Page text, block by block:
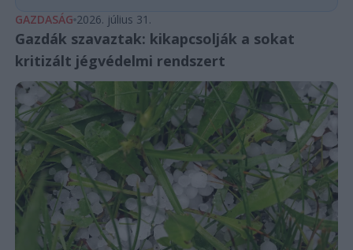
GAZDASÁG 2026. július 31.
Gazdák szavaztak: kikapcsolják a sokat
kritizált jégvédelmi rendszert